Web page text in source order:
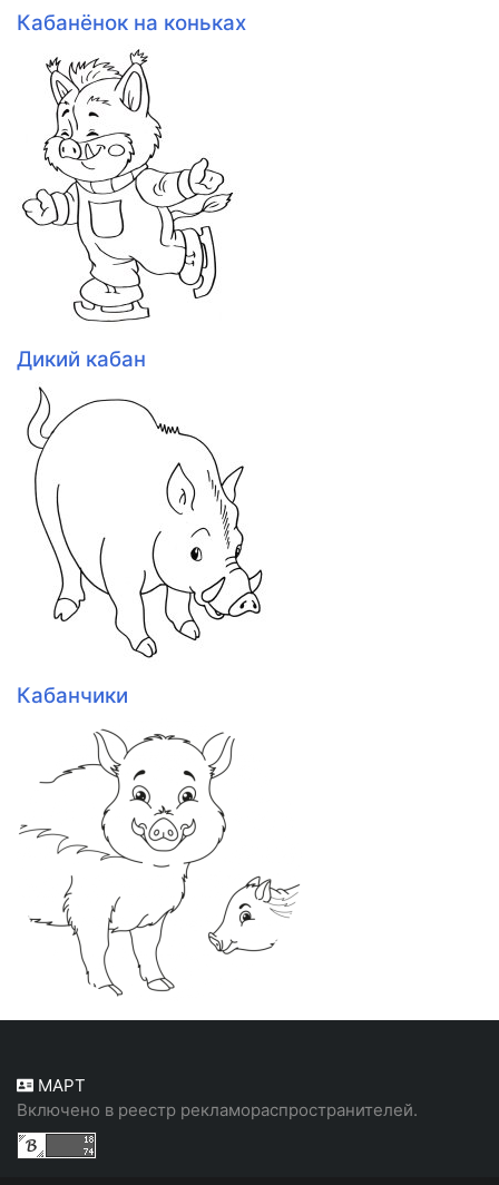
Кабанёнок на коньках
Дикий кабан
Кабанчики
МАРТ
Включено в реестр рекламораспространителей.